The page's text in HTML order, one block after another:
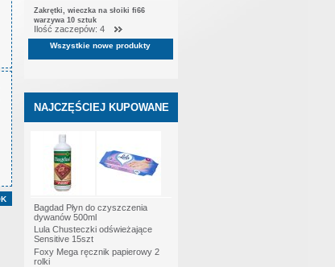
Zakrętki, wieczka na słoiki fi66
warzywa 10 sztuk
Ilość zaczepów: 4
Wszystkie nowe produkty
NAJCZĘŚCIEJ KUPOWANE
Bagdad Płyn do czyszczenia
dywanów 500ml
Lula Chusteczki odświeżające
Sensitive 15szt
Foxy Mega ręcznik papierowy 2
rolki